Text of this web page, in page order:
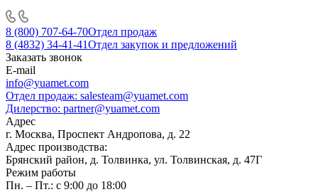
8 (800) 707-64-70Отдел продаж
8 (4832) 34-41-41Отдел закупок и предложений
Заказать звонок
E-mail
info@yuamet.com
Отдел продаж: salesteam@yuamet.com
Дилерство: partner@yuamet.com
Адрес
г. Москва, Проспект Андропова, д. 22
Адрес производства:
Брянский район, д. Толвинка, ул. Толвинская, д. 47Г
Режим работы
Пн. – Пт.: с 9:00 до 18:00